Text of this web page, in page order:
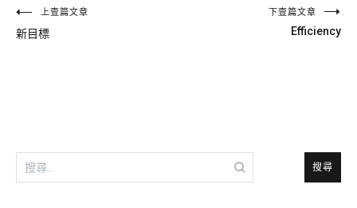
文
章
上壹篇文章
新目標
下壹篇文章
Efficiency
搜
尋